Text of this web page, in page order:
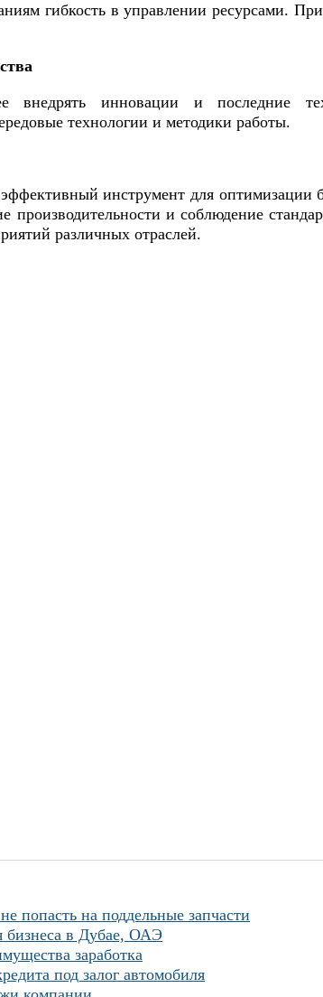
гибкость в управлении ресурсами.
внедрять инновации и последние
технологии и методики работы.
инструмент для
производительности и соблюдение
различных отраслей.
попасть на поддельные запчасти
бизнеса в Дубае, ОАЭ
заработка
под залог автомобиля